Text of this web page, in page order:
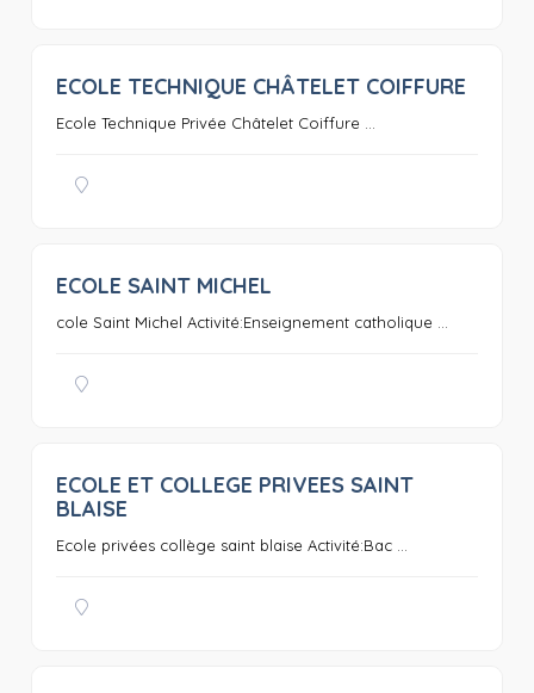
0
ECOLE TECHNIQUE CHÂTELET COIFFURE
Ecole Technique Privée Châtelet Coiffure ...
ECOLE SAINT MICHEL
cole Saint Michel Activité:Enseignement catholique ...
ECOLE ET COLLEGE PRIVEES SAINT
BLAISE
Ecole privées collège saint blaise Activité:Bac ...